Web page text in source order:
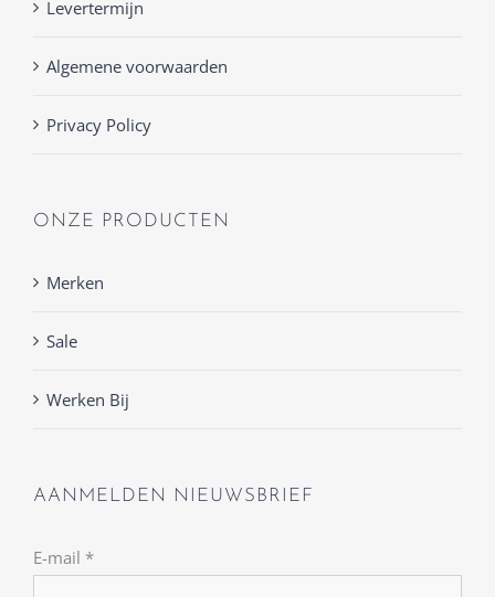
Levertermijn
Algemene voorwaarden
Privacy Policy
ONZE PRODUCTEN
Merken
Sale
Werken Bij
AANMELDEN NIEUWSBRIEF
E-mail *